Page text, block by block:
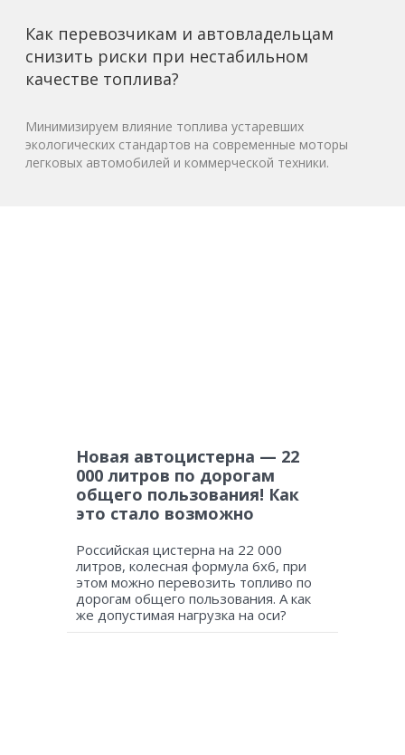
Как перевозчикам и автовладельцам
снизить риски при нестабильном
качестве топлива?
Минимизируем влияние топлива устаревших
экологических стандартов на современные моторы
легковых автомобилей и коммерческой техники.
Новая автоцистерна — 22
000 литров по дорогам
общего пользования! Как
это стало возможно
Российская цистерна на 22 000
литров, колесная формула 6х6, при
этом можно перевозить топливо по
дорогам общего пользования. А как
же допустимая нагрузка на оси?